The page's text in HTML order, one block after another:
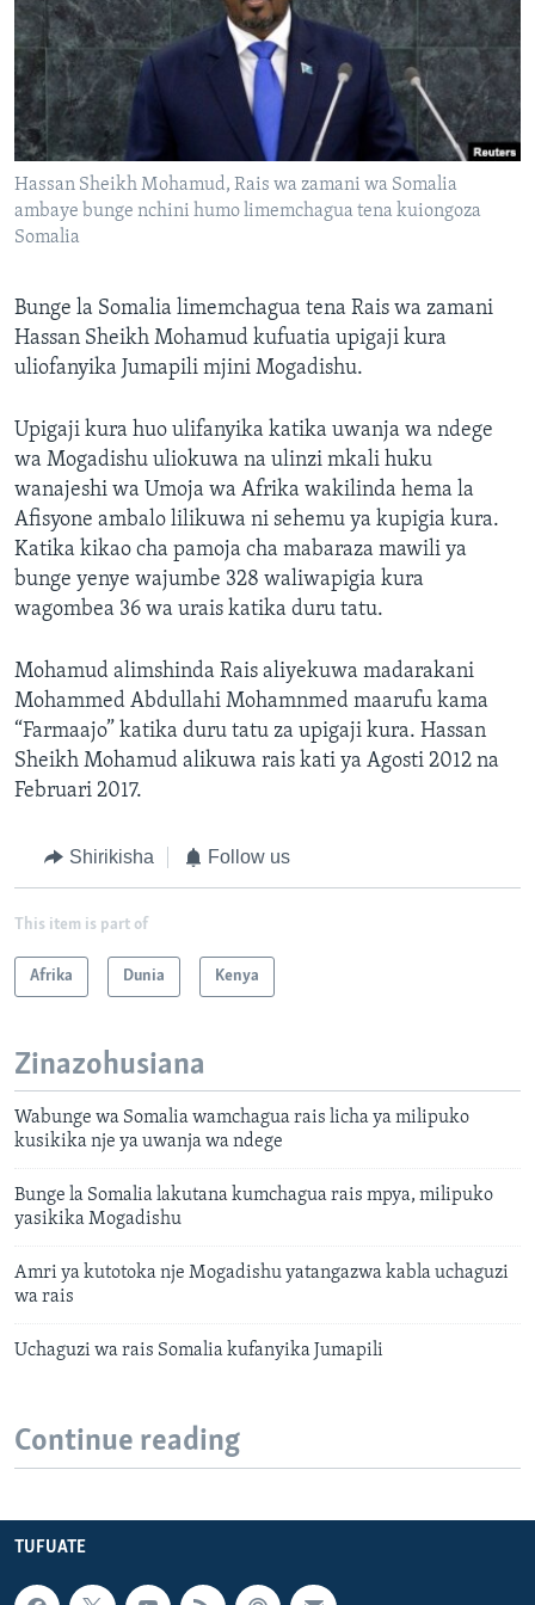
Hassan Sheikh Mohamud, Rais wa zamani wa Somalia
ambaye bunge nchini humo limemchagua tena kuiongoza
Somalia
Bunge la Somalia limemchagua tena Rais wa zamani
Hassan Sheikh Mohamud kufuatia upigaji kura
uliofanyika Jumapili mjini Mogadishu.
Upigaji kura huo ulifanyika katika uwanja wa ndege
wa Mogadishu uliokuwa na ulinzi mkali huku
wanajeshi wa Umoja wa Afrika wakilinda hema la
Afisyone ambalo lilikuwa ni sehemu ya kupigia kura.
Katika kikao cha pamoja cha mabaraza mawili ya
bunge yenye wajumbe 328 waliwapigia kura
wagombea 36 wa urais katika duru tatu.
Mohamud alimshinda Rais aliyekuwa madarakani
Mohammed Abdullahi Mohamnmed maarufu kama
“Farmaajo” katika duru tatu za upigaji kura. Hassan
Sheikh Mohamud alikuwa rais kati ya Agosti 2012 na
Februari 2017.
Shirikisha Follow us
This item is part of
Afrika Dunia Kenya
Zinazohusiana
Wabunge wa Somalia wamchagua rais licha ya milipuko
kusikika nje ya uwanja wa ndege
Bunge la Somalia lakutana kumchagua rais mpya, milipuko
yasikika Mogadishu
Amri ya kutotoka nje Mogadishu yatangazwa kabla uchaguzi
wa rais
Uchaguzi wa rais Somalia kufanyika Jumapili
Continue reading
TUFUATE